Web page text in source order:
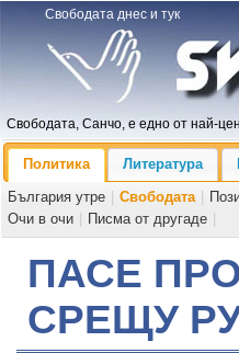
Свободата днес и тук
Свободата, Санчо, е едно от най-
Политика Литература
България утре
Свободата
Очи в очи
Писма от другаде
ПАСЕ
СРЕЩУ